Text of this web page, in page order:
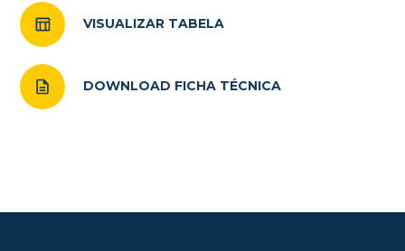
VISUALIZAR TABELA
DOWNLOAD FICHA TÉCNICA